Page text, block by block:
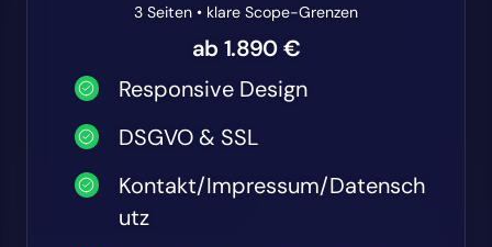
3 Seiten • klare Scope-Grenzen
ab 1.890 €
Responsive Design
DSGVO & SSL
Kontakt/Impressum/Datensch
utz